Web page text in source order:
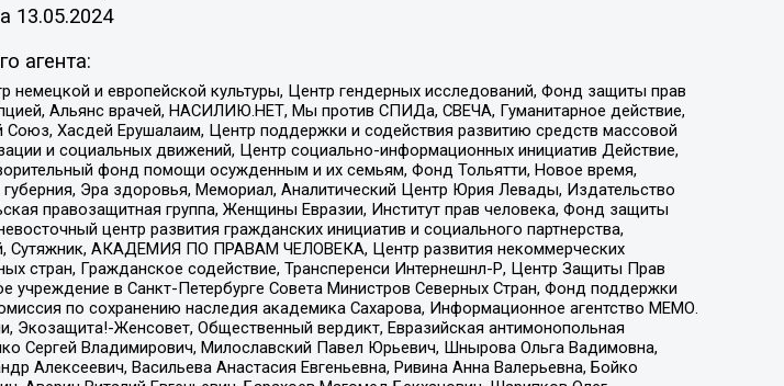
13.05.2024
агента:
и европейской культуры, Центр гендерных исследований, Фонд защиты прав
Альянс врачей, НАСИЛИЮ.НЕТ, Мы против СПИДа, СВЕЧА, Гуманитарное действие,
Хасдей Ерушалаим, Центр поддержки и содействия развитию средств массовой
и социальных движений, Центр социально-информационных инициатив Действие,
фонд помощи осужденным и их семьям, Фонд Тольятти, Новое время,
Эра здоровья, Мемориал, Аналитический Центр Юрия Левады, Издательство
правозащитная группа, Женщины Евразии, Институт прав человека, Фонд защиты
центр развития гражданских инициатив и социального партнерства,
Сутяжник, АКАДЕМИЯ ПО ПРАВАМ ЧЕЛОВЕКА, Центр развития некоммерческих
стран, Гражданское содействие, Трансперенси Интернешнл-Р, Центр Защиты Прав
в Санкт-Петербурге Совета Министров Северных Стран, Фонд поддержки
по сохранению наследия академика Сахарова, Информационное агентство МЕМО.
Экозащита!-Женсовет, Общественный вердикт, Евразийская антимонопольная
Сергей Владимирович, Милославский Павел Юрьевич, Шнырова Ольга Вадимовна,
Алексеевич, Васильева Анастасия Евгеньевна, Ривина Анна Валерьевна, Бойко